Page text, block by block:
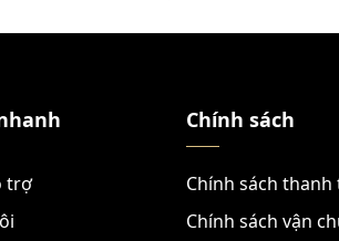
trợ
Chính sách
Chính sách thanh
Chính sách vận